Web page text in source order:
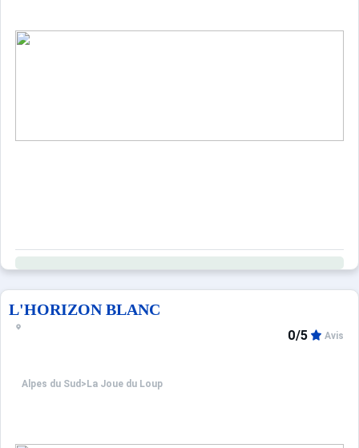
L'HORIZON BLANC
Alpes du Sud > La Joue du Loup
0/5 Avis